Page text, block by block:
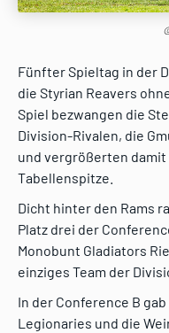
Fünfter Spieltag in der
die Styrian Reavers
Spiel bezwangen die
Division-Rivalen, die
und vergrößerten
Tabellenspitze.
Dicht hinter den Rams
Platz drei der
Monobunt Gladiators
einziges Team der
In der Conference B
Legionaries und die